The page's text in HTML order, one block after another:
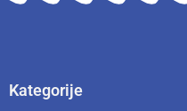
Kategorije